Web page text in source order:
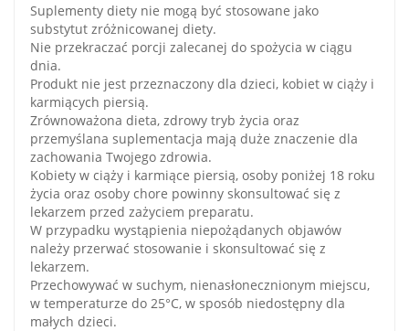
Suplementy diety nie mogą być stosowane jako
substytut zróżnicowanej diety.
Nie przekraczać porcji zalecanej do spożycia w ciągu
dnia.
Produkt nie jest przeznaczony dla dzieci, kobiet w ciąży i
karmiących piersią.
Zrównoważona dieta, zdrowy tryb życia oraz
przemyślana suplementacja mają duże znaczenie dla
zachowania Twojego zdrowia.
Kobiety w ciąży i karmiące piersią, osoby poniżej 18 roku
życia oraz osoby chore powinny skonsultować się z
lekarzem przed zażyciem preparatu.
W przypadku wystąpienia niepożądanych objawów
należy przerwać stosowanie i skonsultować się z
lekarzem.
Przechowywać w suchym, nienasłonecznionym miejscu,
w temperaturze do 25°C, w sposób niedostępny dla
małych dzieci.